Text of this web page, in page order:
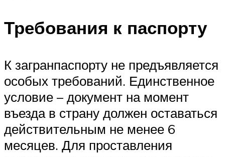
Требования к паспорту
К загранпаспорту не предъявляется
особых требований. Единственное
условие – документ на момент
въезда в страну должен оставаться
действительным не менее 6
месяцев. Для проставления